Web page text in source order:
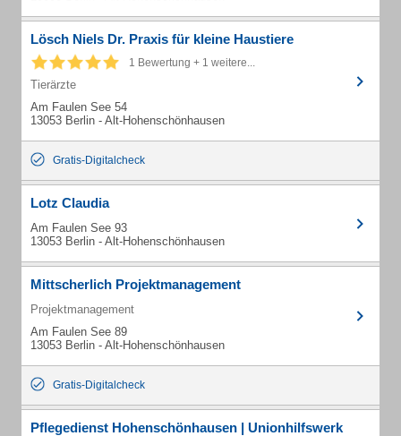
Lösch Niels Dr. Praxis für kleine Haustiere
1 Bewertung + 1 weitere...
Tierärzte
Am Faulen See 54
13053 Berlin - Alt-Hohenschönhausen
Gratis-Digitalcheck
Lotz Claudia
Am Faulen See 93
13053 Berlin - Alt-Hohenschönhausen
Mittscherlich Projektmanagement
Projektmanagement
Am Faulen See 89
13053 Berlin - Alt-Hohenschönhausen
Gratis-Digitalcheck
Pflegedienst Hohenschönhausen | Unionhilfswerk